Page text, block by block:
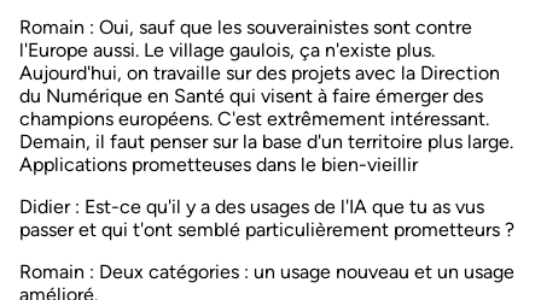
Romain : Oui, sauf que les souverainistes sont contre
l'Europe aussi. Le village gaulois, ça n'existe plus.
Aujourd'hui, on travaille sur des projets avec la Direction
du Numérique en Santé qui visent à faire émerger des
champions européens. C'est extrêmement intéressant.
Demain, il faut penser sur la base d'un territoire plus large.
Applications prometteuses dans le bien-vieillir
Didier: Est-ce qu'il y a des usages de l'IA que tu as vus
passer et qui t'ont semblé particulièrement prometteurs ?
Romain : Deux catégories : un usage nouveau et un usage
amélioré.